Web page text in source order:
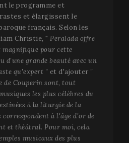
le programme et
et élargissent le
français. Selon les
Christie, " Peralada offre
magnifique pour cette
d'une grande beauté avec un
qu'expert " et d'ajouter "
de Couperin sont, tout
les plus célèbres du
à la liturgie de la
correspondent à l'âge d'or de
et théâtral. Pour moi, cela
musicaux des plus